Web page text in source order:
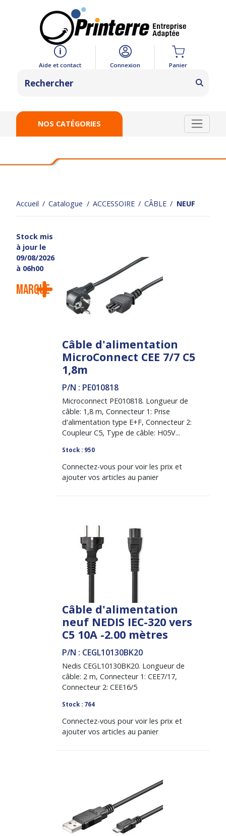
Aide et contact Connexion Panier
NOS CATÉGORIES
Accueil Catalogue ACCESSOIRE CÂBLE NEUF
Stock mis
à jour le
09/08/2026
à 06h00
Marque
Câble d'alimentation
MicroConnect CEE 7/7 C5
1,8m
P/N : PE010818
Microconnect PE010818. Longueur de
câble: 1,8 m, Connecteur 1: Prise
d'alimentation type E+F, Connecteur 2:
Coupleur C5, Type de câble: H05V...
Stock : 950
Connectez-vous pour voir les prix et
ajouter vos articles au panier
Câble d'alimentation
neuf NEDIS IEC-320 vers
C5 10A -2.00 mètres
P/N : CEGL10130BK20
Nedis CEGL10130BK20. Longueur de
câble: 2 m, Connecteur 1: CEE7/17,
Connecteur 2: CEE16/5
Stock : 764
Connectez-vous pour voir les prix et
ajouter vos articles au panier